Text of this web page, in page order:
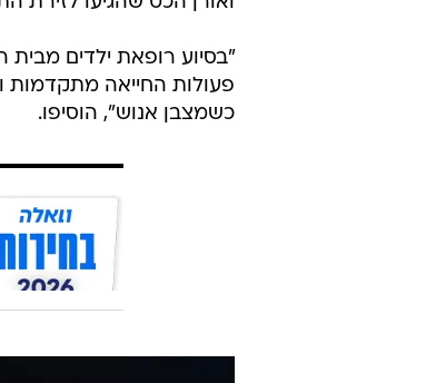
"בסיוע רופאת ילדים מבית
פעולות החייאה מתקדמות
כשמצבן אנוש", הוסיפו.